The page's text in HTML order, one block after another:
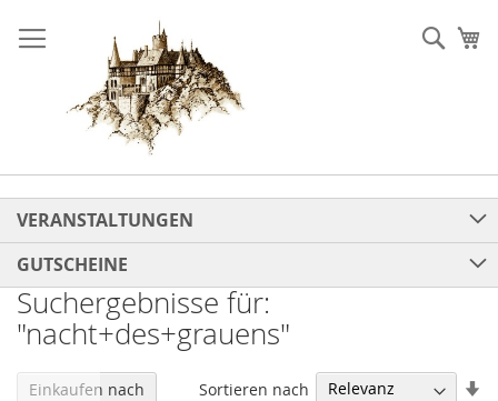
zum
Inhalt
VERANSTALTUNGEN
GUTSCHEINE
Suchergebnisse für:
"nacht+des+grauens"
Sortieren nach
Einkaufen nach